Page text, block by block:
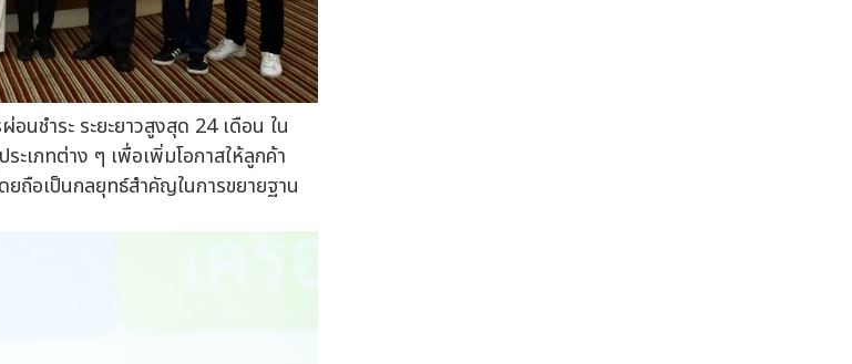
นชำระ ระยะยาวสูงสุด 24 เดือน ใน
เภทต่าง ๆ เพื่อเพิ่มโอกาสให้ลูกค้า
ยถือเป็นกลยุทธ์สำคัญในการขยายฐาน